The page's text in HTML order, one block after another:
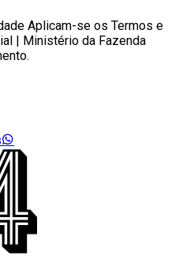
Aplicam-se os Termos e
| Ministério da Fazenda